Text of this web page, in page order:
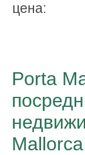
ценa:
Porta